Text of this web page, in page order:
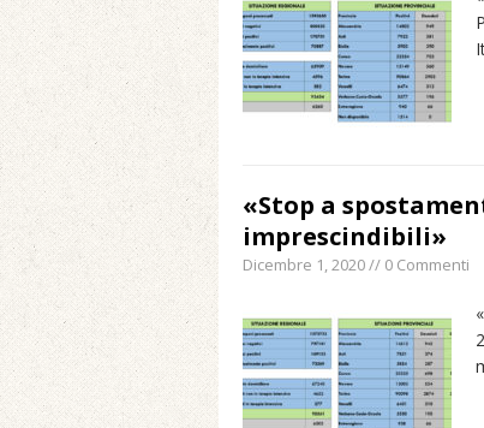
«Stop a
imprescindibili»
Dicembre 1, 2020 // 0 Commenti